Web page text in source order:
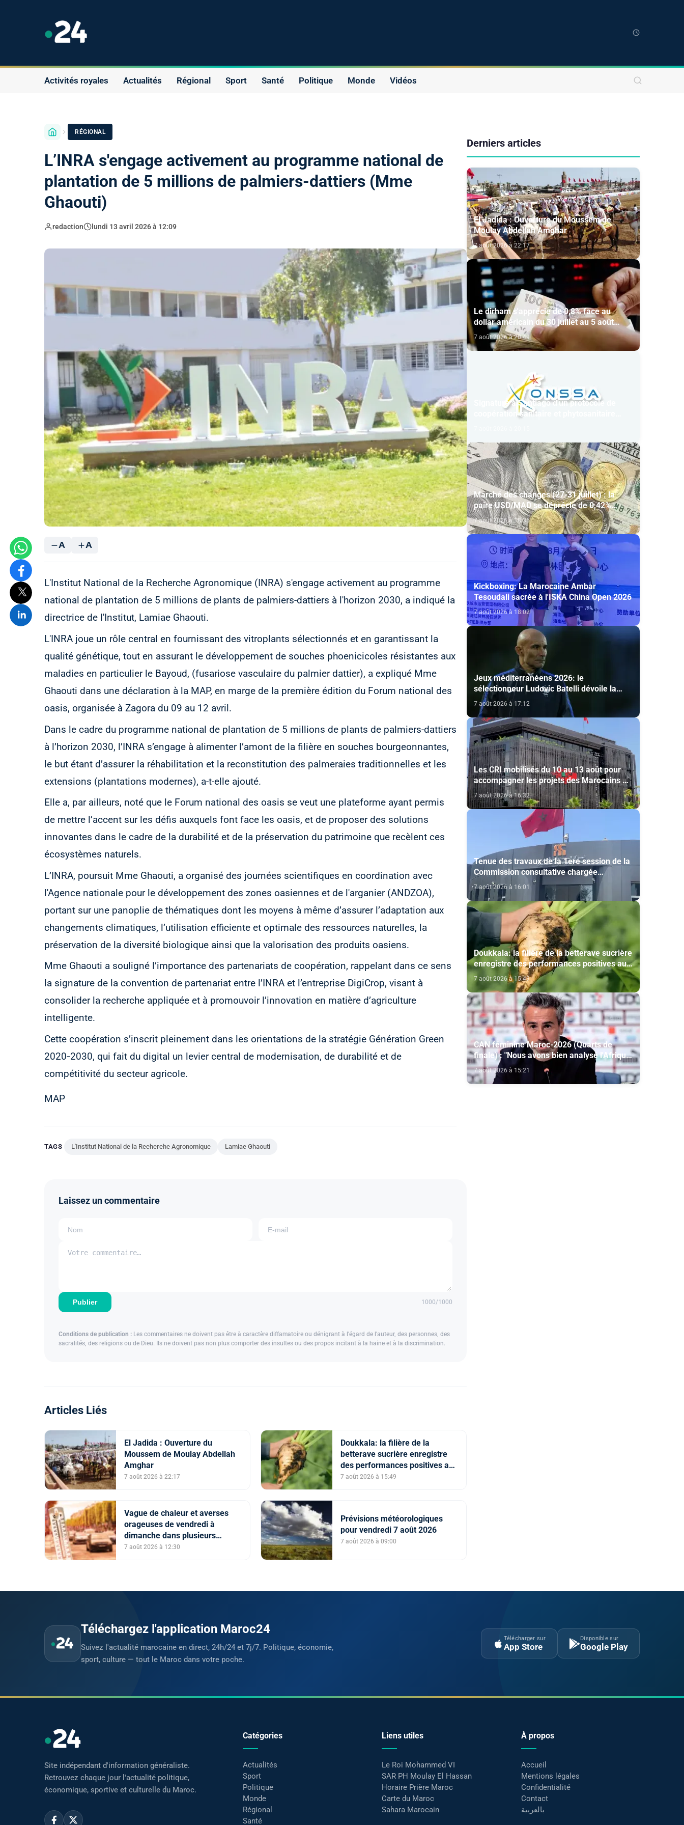
Activités royales Actualités Régional Sport Santé Politique Monde Vidéos
RÉGIONAL
L’INRA s'engage activement au programme national de
plantation de 5 millions de palmiers-dattiers (Mme
Ghaouti)
redaction lundi 13 avril 2026 à 12:09
A A
L'Institut National de la Recherche Agronomique (INRA) s'engage activement au programme
national de plantation de 5 millions de plants de palmiers-dattiers à l'horizon 2030, a indiqué la
directrice de l'Institut, Lamiae Ghaouti.
L'INRA joue un rôle central en fournissant des vitroplants sélectionnés et en garantissant la
qualité génétique, tout en assurant le développement de souches phoenicicoles résistantes aux
maladies en particulier le Bayoud, (fusariose vasculaire du palmier dattier), a expliqué Mme
Ghaouti dans une déclaration à la MAP, en marge de la première édition du Forum national des
oasis, organisée à Zagora du 09 au 12 avril.
Dans le cadre du programme national de plantation de 5 millions de plants de palmiers-dattiers
à l’horizon 2030, l’INRA s’engage à alimenter l’amont de la filière en souches bourgeonnantes,
le but étant d’assurer la réhabilitation et la reconstitution des palmeraies traditionnelles et les
extensions (plantations modernes), a-t-elle ajouté.
Elle a, par ailleurs, noté que le Forum national des oasis se veut une plateforme ayant permis
de mettre l’accent sur les défis auxquels font face les oasis, et de proposer des solutions
innovantes dans le cadre de la durabilité et de la préservation du patrimoine que recèlent ces
écosystèmes naturels.
L’INRA, poursuit Mme Ghaouti, a organisé des journées scientifiques en coordination avec
l'Agence nationale pour le développement des zones oasiennes et de l'arganier (ANDZOA),
portant sur une panoplie de thématiques dont les moyens à même d’assurer l’adaptation aux
changements climatiques, l’utilisation efficiente et optimale des ressources naturelles, la
préservation de la diversité biologique ainsi que la valorisation des produits oasiens.
Mme Ghaouti a souligné l’importance des partenariats de coopération, rappelant dans ce sens
la signature de la convention de partenariat entre l’INRA et l’entreprise DigiCrop, visant à
consolider la recherche appliquée et à promouvoir l’innovation en matière d’agriculture
intelligente.
Cette coopération s’inscrit pleinement dans les orientations de la stratégie Génération Green
2020‑2030, qui fait du digital un levier central de modernisation, de durabilité et de
compétitivité du secteur agricole.
MAP
TAGS L'Institut National de la Recherche Agronomique Lamiae Ghaouti
Laissez un commentaire
Publier 1000/1000
Conditions de publication : Les commentaires ne doivent pas être à caractère diffamatoire ou dénigrant à l'égard de l'auteur, des personnes, des
sacralités, des religions ou de Dieu. Ils ne doivent pas non plus comporter des insultes ou des propos incitant à la haine et à la discrimination.
Articles Liés
El Jadida : Ouverture du
Moussem de Moulay Abdellah
Amghar
7 août 2026 à 22:17
Doukkala: la filière de la
betterave sucrière enregistre
des performances positives au
titre de la campagne agricole
7 août 2026 à 15:49
Vague de chaleur et averses
orageuses de vendredi à
dimanche dans plusieurs
provinces du Royaume (Bulletin
7 août 2026 à 12:30
Prévisions météorologiques
pour vendredi 7 août 2026
7 août 2026 à 09:00
Derniers articles
El Jadida : Ouverture du Moussem de
Moulay Abdellah Amghar
7 août 2026 à 22:17
Le dirham s'apprécie de 0,8% face au
dollar américain du 30 juillet au 5 août
(BAM)
7 août 2026 à 20:49
Signature à Santiago d'un protocole de
coopération sanitaire et phytosanitaire
Marché des changes (27-31 juillet) : la
paire USD/MAD se déprécie de 0,42%
(AGR)
7 août 2026 à 18:35
Kickboxing: La Marocaine Ambar
Tesoudali sacrée à l'ISKA China Open 2026
7 août 2026 à 18:02
Jeux méditerranéens 2026: le
sélectionneur Ludovic Batelli dévoile la
liste finale de l'équipe nationale U20
7 août 2026 à 17:12
Les CRI mobilisés du 10 au 13 août pour
accompagner les projets des Marocains du
Monde
7 août 2026 à 16:32
Tenue des travaux de la 1ere session de la
Commission consultative chargée
d’émettre un avis sur la délivrance de la
carte du professionnel du cinéma (CCM)
7 août 2026 à 16:01
Doukkala: la filière de la betterave sucrière
enregistre des performances positives au
titre de la campagne agricole 2025-2026
7 août 2026 à 15:49
CAN féminine Maroc-2026 (Quarts de
finale) : "Nous avons bien analysé l'Afrique
du Sud pour aller chercher la victoire"
(Jorge Vilda)
7 août 2026 à 15:21
Téléchargez l'application Maroc24
Suivez l'actualité marocaine en direct, 24h/24 et 7j/7. Politique, économie,
sport, culture — tout le Maroc dans votre poche.
Télécharger sur
App Store
Disponible sur
Google Play
Site indépendant d'information généraliste.
Retrouvez chaque jour l'actualité politique,
économique, sportive et culturelle du Maroc.
Catégories
Actualités
Sport
Politique
Monde
Régional
Santé
Liens utiles
Le Roi Mohammed VI
SAR PH Moulay El Hassan
Horaire Prière Maroc
Carte du Maroc
Sahara Marocain
À propos
Accueil
Mentions légales
Confidentialité
Contact
بالعربية